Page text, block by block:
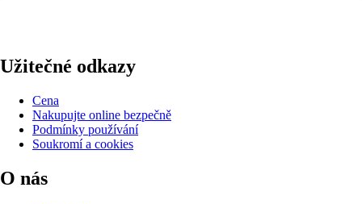
Užitečné odkazy
Cena
Nakupujte online bezpečně
Podmínky používání
Soukromí a cookies
O nás